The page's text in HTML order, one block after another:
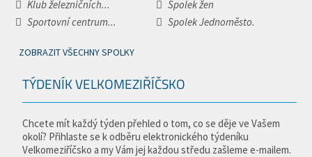
Klub železničních...
Spolek žen
Sportovní centrum...
Spolek Jednoměsto.
ZOBRAZIT VŠECHNY SPOLKY
TÝDENÍK VELKOMEZIŘÍČSKO
Chcete mít každý týden přehled o tom, co se děje ve Vašem
okolí? Přihlaste se k odběru elektronického týdeníku
Velkomeziříčsko a my Vám jej každou středu zašleme e-mailem.